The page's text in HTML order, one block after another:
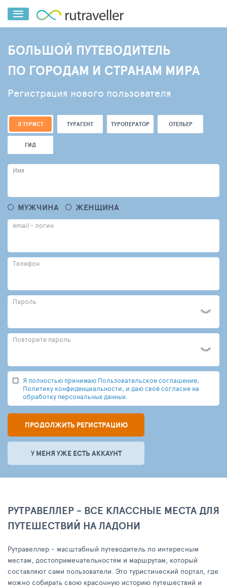
БОЛЬШОЙ ПУТЕВОДИТЕЛЬ
ПО ГОРОДАМ И СТРАНАМ МИРА
Регистрация нового пользователя
Я ТУРИСТ ТУРАГЕНТ ТУРОПЕРАТОР ОТЕЛЬЕР
ГИД
Имя
МУЖЧИНА ЖЕНЩИНА
email - логин
Телефон
Пароль
Повторите пароль
Я полностью принимаю Пользовательское соглашение,
Политику конфиденциальности, и даю своё согласие на
обработку персональных данных.
ПРОДОЛЖИТЬ РЕГИСТРАЦИЮ
У МЕНЯ УЖЕ ЕСТЬ АККАУНТ
РУТРАВЕЛЛЕР - ВСЕ КЛАССНЫЕ МЕСТА ДЛЯ
ПУТЕШЕСТВИЙ НА ЛАДОНИ
Рутравеллер - масштабный путеводитель по интересным
местам, достопримечательностям и маршрутам, который
составляют сами пользователи. Это туристический портал, где
можно собирать свою красочную историю путешествий и